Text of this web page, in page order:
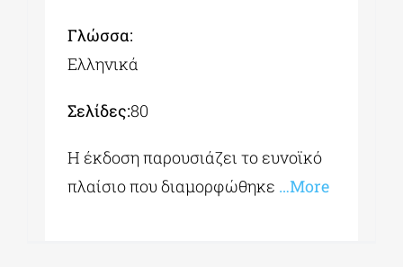
Γλώσσα:
Ελληνικά
Σελίδες:80
Η έκδοση παρουσιάζει το ευνοϊκό
πλαίσιο που διαμορφώθηκε …More